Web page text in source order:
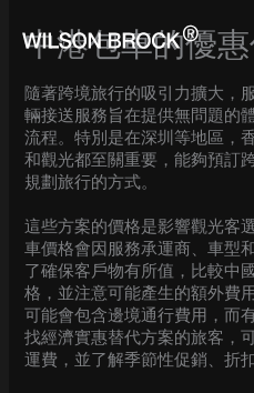
content
中港包車的優
隨著跨境旅行的吸引力擴大，
輛接送服務旨在提供無問題的
流程。特別是在深圳等地區，
和觀光都至關重要，能夠預訂
規劃旅行的方式。
這些方案的價格是影響觀光客
車價格會因服務承運商、車型
了確保客戶物有所值，比較中
格，並注意可能產生的額外費
可能會包含邊境通行費用，而
找經濟實惠替代方案的旅客，
運費，並了解季節性促銷、折